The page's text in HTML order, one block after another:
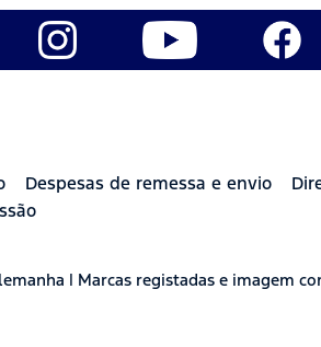
Despesas de remessa e envio
| Marcas registadas e imagem